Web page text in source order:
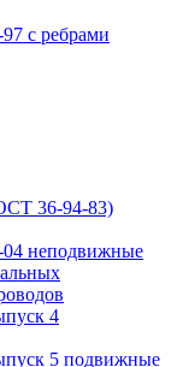
с ребрами
36-94-83)
неподвижные
4
5 подвижные